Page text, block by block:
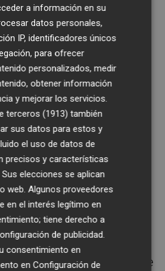
hasta situar la tasa de
29,22%.
de asalariados con
subió en 30.700
trimestre en la región
se redujo en 18.700
cambios, el número
en 2.077.600
1.758.100 tenían
(el 84,62%) y 319.500,
en el cuarto trimestre
a información en su
datos personales,
IP, identificadores únicos
para ofrecer
personalizados, medir
obtener información
y mejorar los servicios.
terceros (1913) también
sus datos para estos y
el uso de datos de
precisos y características
elecciones se aplican
web. Algunos proveedores
en el interés legítimo en
tiene derecho a
de publicidad
consentimiento en
enConfiguración de